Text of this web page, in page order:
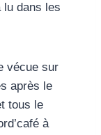
dans les
vécue sur
après le
tous le
à